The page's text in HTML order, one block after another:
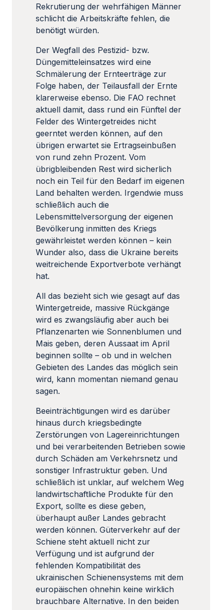
Rekrutierung der wehrfähigen Männer
schlicht die Arbeitskräfte fehlen, die
benötigt würden.
Der Wegfall des Pestizid- bzw.
Düngemitteleinsatzes wird eine
Schmälerung der Ernteerträge zur
Folge haben, der Teilausfall der Ernte
klarerweise ebenso. Die FAO rechnet
aktuell damit, dass rund ein Fünftel der
Felder des Wintergetreides nicht
geerntet werden können, auf den
übrigen erwartet sie Ertragseinbußen
von rund zehn Prozent. Vom
übrigbleibenden Rest wird sicherlich
noch ein Teil für den Bedarf im eigenen
Land behalten werden. Irgendwie muss
schließlich auch die
Lebensmittelversorgung der eigenen
Bevölkerung inmitten des Kriegs
gewährleistet werden können – kein
Wunder also, dass die Ukraine bereits
weitreichende Exportverbote verhängt
hat.
All das bezieht sich wie gesagt auf das
Wintergetreide, massive Rückgänge
wird es zwangsläufig aber auch bei
Pflanzenarten wie Sonnenblumen und
Mais geben, deren Aussaat im April
beginnen sollte – ob und in welchen
Gebieten des Landes das möglich sein
wird, kann momentan niemand genau
sagen.
Beeinträchtigungen wird es darüber
hinaus durch kriegsbedingte
Zerstörungen von Lagereinrichtungen
und bei verarbeitenden Betrieben sowie
durch Schäden am Verkehrsnetz und
sonstiger Infrastruktur geben. Und
schließlich ist unklar, auf welchem Weg
landwirtschaftliche Produkte für den
Export, sollte es diese geben,
überhaupt außer Landes gebracht
werden können. Güterverkehr auf der
Schiene steht aktuell nicht zur
Verfügung und ist aufgrund der
fehlenden Kompatibilität des
ukrainischen Schienensystems mit dem
europäischen ohnehin keine wirklich
brauchbare Alternative. In den beiden